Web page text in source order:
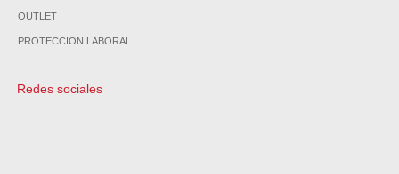
OUTLET
PROTECCION LABORAL
Redes sociales